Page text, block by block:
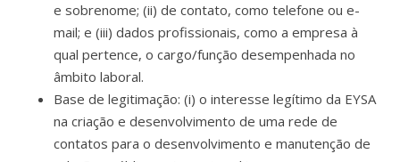
e sobrenome; (ii) de contato, como telefone ou e-
mail; e (iii) dados profissionais, como a empresa à
qual pertence, o cargo/função desempenhada no
âmbito laboral.
Base de legitimação: (i) o interesse legítimo da EYSA
na criação e desenvolvimento de uma rede de
contatos para o desenvolvimento e manutenção de